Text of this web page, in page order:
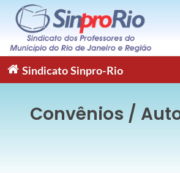
Sindicato Sinpro-Rio
Convênios /